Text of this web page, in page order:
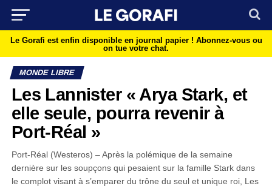
Le Gorafi est enfin disponible en journal papier ! Abonnez-vous ou
on tue votre chat.
MONDE LIBRE
Les Lannister « Arya Stark, et
elle seule, pourra revenir à
Port-Réal »
Port-Réal (Westeros) – Après la polémique de la semaine
dernière sur les soupçons qui pesaient sur la famille Stark dans
le complot visant à s’emparer du trône du seul et unique roi, Les